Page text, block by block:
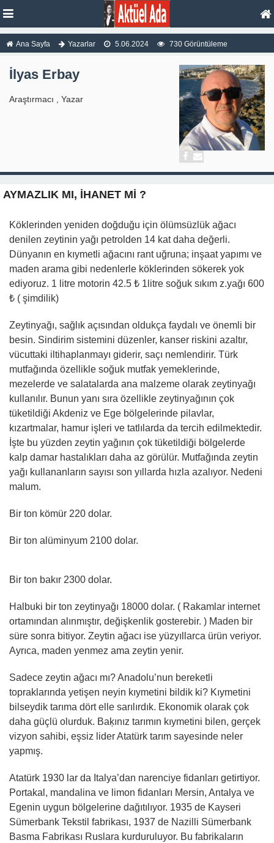
Ana Sayfa Yazarlar 5.06.2024 730 Görüntüleme
İlyas Erbay
Araştırmacı , Yazar
AYMAZLIK MI, İHANET Mİ ?
Köklerinden yeniden doğduğu için ölümsüzlük ağacı
denilen zeytinin yağı petrolden 14 kat daha değerli.
Dünyanın en kıymetli ağacını rant uğruna; inşaat yapımı ve
maden arama gibi nedenlerle köklerinden sökerek yok
ediyoruz. 1 litre motorin 42.5 ₺ 1litre soğuk sıkım z.yağı 600
₺ ( şimdilik)
Zeytinyağı, sağlık açısından oldukça faydalı ve önemli bir
besin. Sindirim sistemini düzenler, kanser riskini azaltır,
vücuttaki iltihaplanmayı giderir, saçı nemlendirir. Türk
mutfağında özellikle soğuk mutfak yemeklerinde,
mezelerde ve salatalarda ana malzeme olarak zeytinyağı
kullanılır. Bunun yanı sıra özellikle zeytinyağının çok
tüketildiği Akdeniz ve Ege bölgelerinde pilavlar,
kızartmalar, hamur işleri ve tatlılarda da tercih edilmektedir.
İşte bu yüzden zeytin yağının çok tüketildiği bölgelerde
kalp damar hastalıkları daha az görülür. Mutfağında zeytin
yağı kullananların sayısı son yıllarda hızla azalıyor. Nedeni
malum.
Bir ton kömür 220 dolar.
Bir ton alüminyum 2100 dolar.
Bir ton bakır 2300 dolar.
Halbuki bir ton zeytinyağı 18000 dolar. ( Rakamlar internet
ortamından alınmıştır, değişkenlik gosterebir. ) Maden bir
süre sonra bitiyor. Zeytin ağacı ise yüzyıllarca ürün veriyor.
Ayrıca, maden yenmez ama zeytin yenir.
Sadece zeytin ağacı mı? Anadolu’nun bereketli
topraklarında yetişen neyin kıymetini bildik ki? Kıymetini
bilseydik tarıma dört elle sarılırdık. Ekonomik olarak çok
daha güçlü olurduk. Baķınız tarımın kıymetini bilen, gerçek
vizyon sahibi, eşsiz lider Atatürk tarım sayesinde neler
yapmış.
Atatürk 1930 lar da Italya’dan narenciye fidanları getirtiyor.
Portakal, mandalina ve limon fidanları Mersin, Antalya ve
Egenin uygun bölgelerine dağıtılıyor. 1935 de Kayseri
Sümerbank Tekstil fabrikası, 1937 de Nazilli Sümerbank
Basma Fabrikası Ruslara kurduruluyor. Bu fabrikaların